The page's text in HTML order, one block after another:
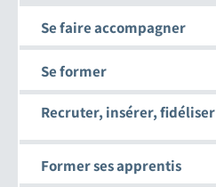
Se faire accompagner
Se former
Recruter, insérer, fidéliser
Former ses apprentis